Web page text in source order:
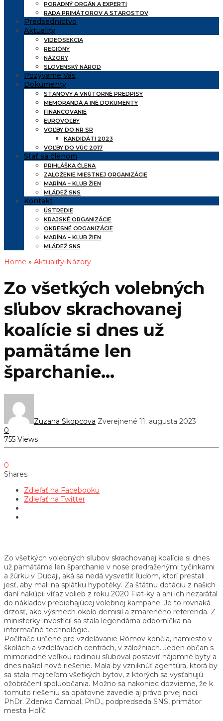
PORADNÝ ORGÁN A EXPERTI
RADA PRIMÁTOROV A STAROSTOV
Predsedníctvo
Aktuality
VIDEOSEKCIA
REGIÓNY
NÁZORY
SLOVENSKÝ NÁROD
Pozývame Vás
Dokumenty
STANOVY A VNÚTORNÉ PREDPISY
MEMORANDÁ A INÉ DOKUMENTY
FINANCOVANIE
EUROVOĽBY
VOĽBY DO NR SR
KANDIDÁTI 2023
VOĽBY DO VÚC 2017
Stať sa členom
PRIHLÁŠKA ČLENA
ZALOŽENIE MIESTNEJ ORGANIZÁCIE
MARÍNA – KLUB ŽIEN
MLÁDEŽ SNS
Kontakt
ÚSTREDIE
KRAJSKÉ ORGANIZÁCIE
OKRESNÉ ORGANIZÁCIE
MARÍNA – KLUB ŽIEN
MLÁDEŽ SNS
Home » Aktuality Názory
Zo všetkých volebných
sľubov skrachovanej
koalície si dnes už
pamätáme len
šparchanie…
Zuzana Skopcova Zverejnené 11. augusta 2023
0
755 Views
0
Shares
Zdieľať na Facebooku
Zdieľať na Twitter
Zo všetkých volebných sľubov skrachovanej koalície si dnes
už pamätáme len šparchanie v nose predraženými tyčinkami
a žúrku v Dubaji, aká sa nedá vysvetliť ľuďom, ktorí prestali
jesť, aby mali na splátku hypotéky. Za štátnu dotáciu z našich
daní nakúpil víťaz volieb z roku 2020 Fiat-ky a ani ich nezarátal
do nákladov prebiehajúcej volebnej kampane. Je to rovnaká
drzosť, ako výsmech okolo demisií a zmareného referenda. Z
ministerky investícií sa stala legendárna odborníčka na
informačné technológie.
Počítače určené pre vzdelávanie Rómov končia, namiesto v
školách a vzdelávacích centrách, v záložniach. Jeden občan s
mimoriadne veľkou rodinou sľuboval postaviť nájomné byty a
dnes našiel nové riešenie. Mala by vzniknúť agentúra, ktorá by
sa stala majiteľom všetkých bytov, z ktorých sa vysťahujú
ožobráčení spoluobčania. Možno sa nakoniec dozvieme, že k
tomuto riešeniu sa opätovne zavedie aj právo prvej noci.
PhDr. Zdenko Čambal, PhD., podpredseda SNS, primátor
mesta Holíč